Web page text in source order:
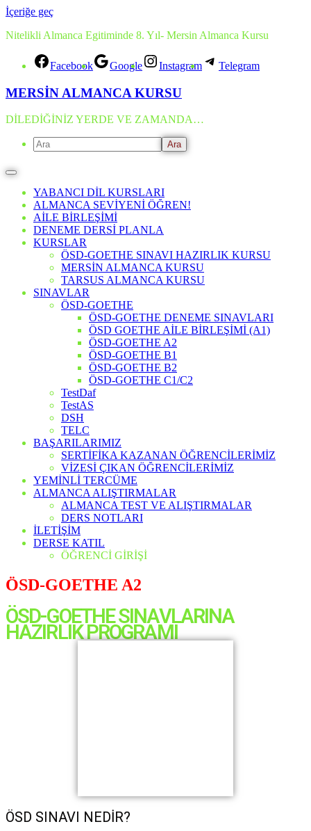
İçeriğe geç
Nitelikli Almanca Egitiminde 8. Yıl- Mersin Almanca Kursu
Facebook Google Instagram Telegram
MERSİN ALMANCA KURSU
DİLEDİĞİNİZ YERDE VE ZAMANDA…
YABANCI DİL KURSLARI
ALMANCA SEVİYENİ ÖĞREN!
AİLE BİRLEŞİMİ
DENEME DERSİ PLANLA
KURSLAR
ÖSD-GOETHE SINAVI HAZIRLIK KURSU
MERSİN ALMANCA KURSU
TARSUS ALMANCA KURSU
SINAVLAR
ÖSD-GOETHE
ÖSD-GOETHE DENEME SINAVLARI
ÖSD GOETHE AİLE BİRLEŞİMİ (A1)
ÖSD-GOETHE A2
ÖSD-GOETHE B1
ÖSD-GOETHE B2
ÖSD-GOETHE C1/C2
TestDaf
TestAS
DSH
TELC
BAŞARILARIMIZ
SERTİFİKA KAZANAN ÖĞRENCİLERİMİZ
VİZESİ ÇIKAN ÖĞRENCİLERİMİZ
YEMİNLİ TERCÜME
ALMANCA ALIŞTIRMALAR
ALMANCA TEST VE ALIŞTIRMALAR
DERS NOTLARI
İLETİŞİM
DERSE KATIL
ÖĞRENCİ GİRİŞİ
ÖSD-GOETHE A2
ÖSD-GOETHE SINAVLARINA
HAZIRLIK PROGRAMI
ÖSD SINAVI NEDİR?